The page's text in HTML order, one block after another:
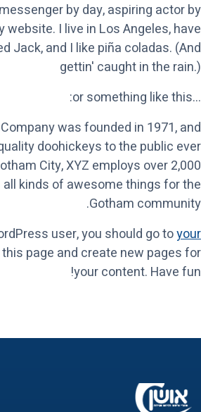
by day, aspiring actor by
website. I live in Los Angeles, have
Jack, and I like piña coladas. (And
gettin' caught in the rain.)
…or something like this:
was founded in 1971, and
doohickeys to the public ever
City, XYZ employs over 2,000
all kinds of awesome things for the
Gotham community.
user, you should go toyour
page and create new pages for
your content. Have fun!